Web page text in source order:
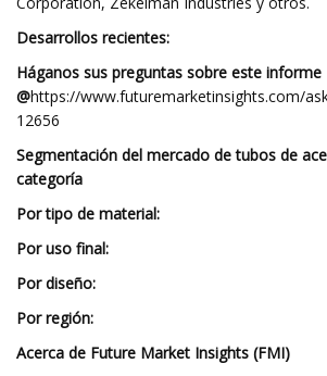
Desarrollos recientes:
Háganos sus preguntas sobre este informe
@https://www.futuremarketinsights.com/
12656
Segmentación del mercado de tubos de
categoría
Por tipo de material:
Por uso final:
Por diseño:
Por región:
Acerca de Future Market Insights (FMI)